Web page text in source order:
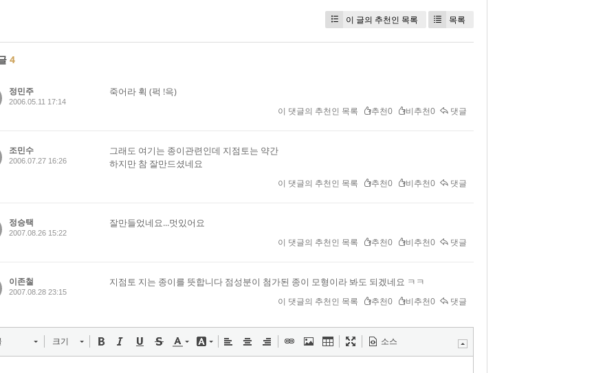
이 글의 추천인 목록 목록
4
정민주
2006.05.11 17:14
죽어라 휙 (퍽 !윽)
이 댓글의 추천인 목록 추천0 비추천0 댓글
조민수
2006.07.27 16:26
그래도 여기는 종이관련인데 지점토는 약간
하지만 참 잘만드셨네요
이 댓글의 추천인 목록 추천0 비추천0 댓글
정승택
2007.08.26 15:22
잘만들었네요...멋있어요
이 댓글의 추천인 목록 추천0 비추천0 댓글
이존철
2007.08.28 23:15
지점토 지는 종이를 뜻합니다 점성분이 첨가된 종이 모형이라 봐도 되겠네요 ㅋㅋ
이 댓글의 추천인 목록 추천0 비추천0 댓글
크기 소스